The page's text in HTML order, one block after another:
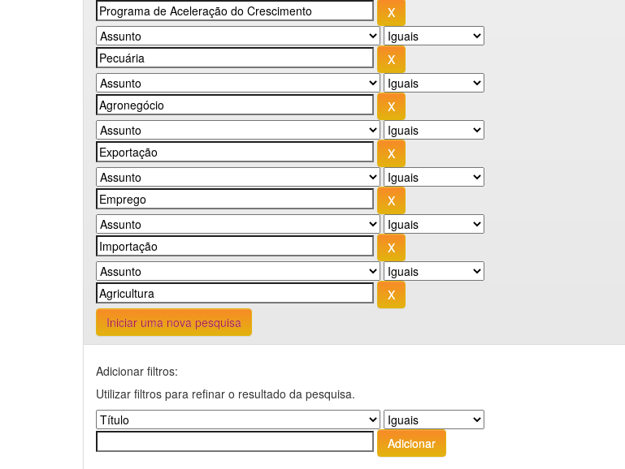
Iniciar uma nova pesquisa
Adicionar filtros:
Utilizar filtros para refinar o resultado da pesquisa.